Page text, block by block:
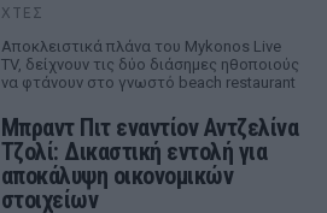
ΧΤΕΣ
Αποκλειστικά πλάνα του Mykonos Live
TV, δείχνουν τις δύο διάσημες ηθοποιούς
να φτάνουν στο γνωστό beach restaurant
Μπραντ Πιτ εναντίον Αντζελίνα
Τζολί: Δικαστική εντολή για
αποκάλυψη οικονομικών
στοιχείων